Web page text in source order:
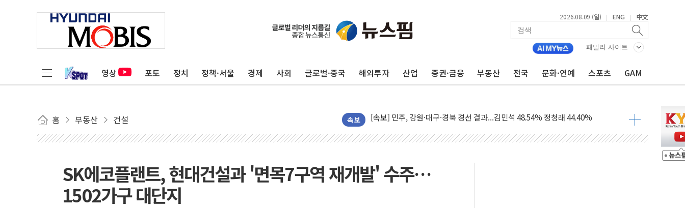
2026.08.09 (일) | ENG | 中文
패밀리 사이트
영상 포토 정치 정책·서울 경제 사회 글로벌·중국 해외투자 산업 증권·금융 부동산 전국 문화·연예 스포츠 GAM
홈 부동산 건설 속보
[종합] 김민석, 정청래에 누적 '1.48%p' 차 선두 유지...金 46.01% vs 鄭 44.53%
인천서 말다툼 중 어머니 살해 10대 구속…범행 후 반려견도 죽여
김민석, 강원·대구·경북 경선서 정청래에 승리…金 48.54% vs 鄭 44.40%
[속보] 민주, 경북 경선 결과 발표...김민석 47.37% 정청래 45.71% 송영길 6.92%
[속보] 민주, 대구 경선 결과 발표...정청래 47.82% 김민석 46.35% 송영길 5.83%
정재헌 CEO, SKT 장기고객 400명 맞이…"마음 잇는 시간 되길"
최태원, 노소영에 9440억 지급 확정되나…재상고 앞두고 막판 셈법
SK에코플랜트, 현대건설과 '면목7구역 재개발' 수주…
1502가구 대단지